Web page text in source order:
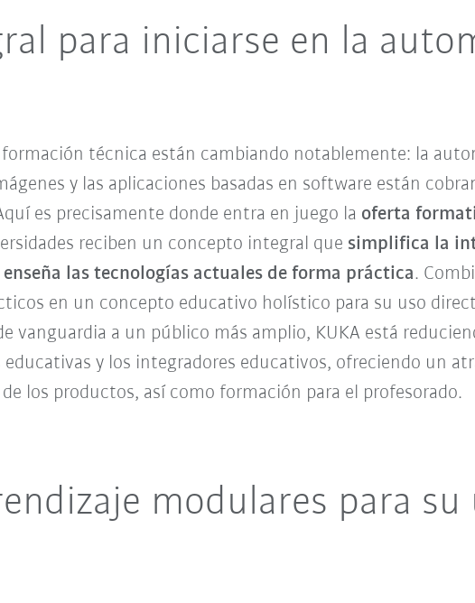
para iniciarse en la
formación técnica están cambiando notablemente: la
y las aplicaciones basadas en software están
es precisamente donde entra en juego la oferta
reciben un concepto integral que simplifica la
las tecnologías actuales de forma práctica.
en un concepto educativo holístico para su uso
vanguardia a un público más amplio, KUKA está
y los integradores educativos, ofreciendo un
los productos, así como formación para el profesorado.
modulares para